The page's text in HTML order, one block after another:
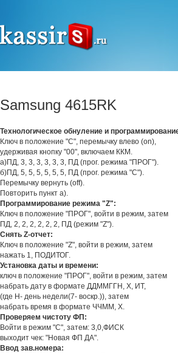
Samsung 4615RK
Технологическое обнуление и
Ключ в положение "С", перемычку влево (on),
удерживая кнопку "00", включаем ККМ.
а)ПД, 3, 3, 3, 3, 3, 3, ПД (прог. режима "ПРОГ").
б)ПД, 5, 5, 5, 5, 5, 5, ПД (прог. режима "С").
Перемычку вернуть (off).
Повторить пункт а).
Программирование режима "Z":
Ключ в положение "ПРОГ", войти в режим, затем
ПД, 2, 2, 2, 2, 2, 2, ПД (режим "Z").
Снять Z-отчет:
Ключ в положение "Z", войти в режим, затем
нажать 1, ПОДИТОГ.
Установка даты и времени:
ключ в положение "ПРОГ", войти в режим, затем
набрать дату в формате ДДММГГН, Х, ИТ,
(где Н- день недели(7- воскр.)), затем
набрать время в формате ЧЧММ, Х.
Проверяем чистоту ФП:
Войти в режим "С", затем: 3,0,ФИСК
выходит чек: "Новая ФП ДА".
Ввод зав.номера: